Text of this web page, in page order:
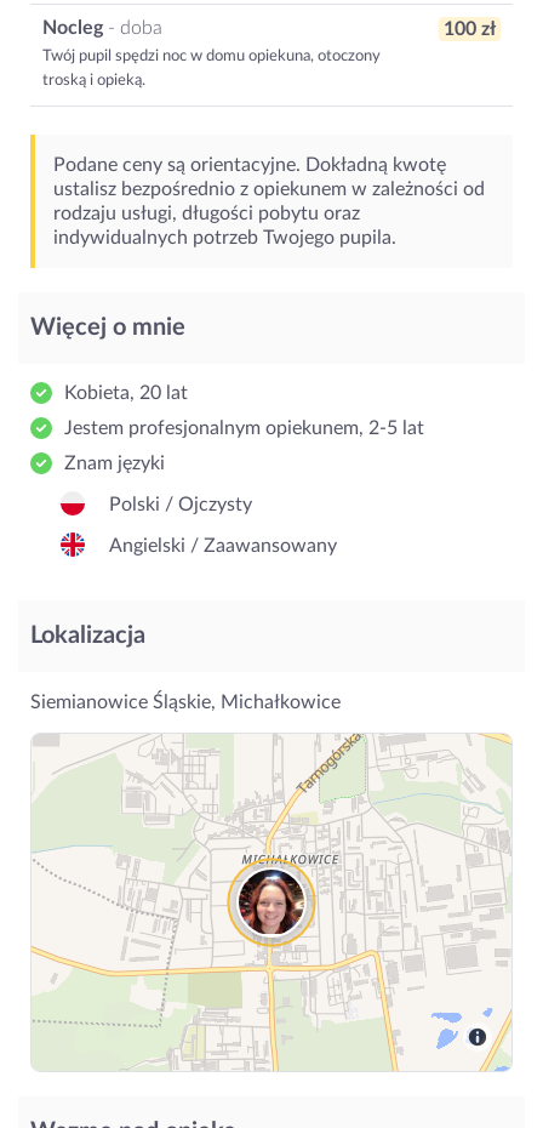
Nocleg - doba
Twój pupil spędzi noc w domu opiekuna, otoczony
troską i opieką.
100 zł
Podane ceny są orientacyjne. Dokładną kwotę
ustalisz bezpośrednio z opiekunem w zależności od
rodzaju usługi, długości pobytu oraz
indywidualnych potrzeb Twojego pupila.
Więcej o mnie
Kobieta, 20 lat
Jestem profesjonalnym opiekunem, 2-5 lat
Znam języki
Polski / Ojczysty
Angielski / Zaawansowany
Lokalizacja
Siemianowice Śląskie, Michałkowice